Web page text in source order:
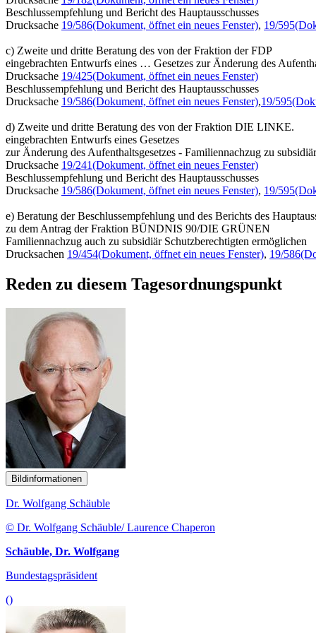
Beschlussempfehlung und Bericht des Hauptausschusses
Drucksache 19/586(Dokument, öffnet ein neues Fenster), 19/595
c) Zweite und dritte Beratung des von der Fraktion der FDP
eingebrachten Entwurfs eines … Gesetzes zur Änderung des
Drucksache 19/425(Dokument, öffnet ein neues Fenster)
Beschlussempfehlung und Bericht des Hauptausschusses
Drucksache 19/586(Dokument, öffnet ein neues Fenster),19/595
d) Zweite und dritte Beratung des von der Fraktion DIE LINKE.
eingebrachten Entwurfs eines Gesetzes
zur Änderung des Aufenthaltsgesetzes - Familiennachzug zu
Drucksache 19/241(Dokument, öffnet ein neues Fenster)
Beschlussempfehlung und Bericht des Hauptausschusses
Drucksache 19/586(Dokument, öffnet ein neues Fenster), 19/595
e) Beratung der Beschlussempfehlung und des Berichts des
zu dem Antrag der Fraktion BÜNDNIS 90/DIE GRÜNEN
Familiennachzug auch zu subsidiär Schutzberechtigten ermöglichen
Drucksachen 19/454(Dokument, öffnet ein neues Fenster), 19/586
Reden zu diesem Tagesordnungspunkt
Bildinformationen
Dr. Wolfgang Schäuble
© Dr. Wolfgang Schäuble/ Laurence Chaperon
Schäuble, Dr. Wolfgang
Bundestagspräsident
()